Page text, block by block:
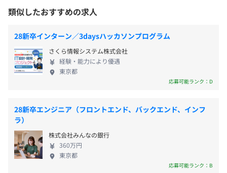
――― 昨年の採用情報 ―――
フレックスタイム制（コアタイム10～15時）休憩60分
休憩時間：休憩60分
――― 昨年の採用情報 ―――
・週休2日制（土・日）
・祝日
社内検定等の制度の有無及びその内容
会社が認定した資格を取得した際に、受験料の補助や祝い
金(一部資格のみ)を支給する制度
14.0時間
役員及び管理的地位にある者に占める女性の割合
役員0.0%
管理職21.0%
webページの制作、販売促進・広告宣伝を通じてお
客様のもとへお届けいたします。 家具をインターネ
ットを通して販売するだけでなく、IT技術を使って
流通（買い方）に変革を起こします。 ■お客様の満
足と感動をかなえる唯一のEコマース企業へ 当社は、
2004年にEコマースで家具インテリア商品の販売を始
め、2015年から世界へ向けてグローバルECプラット
ス市場をマーケット分析・数値分析をおこないなが
ら、日々新たなサービスの開拓をおこなっています。
創業当時はたった2名でスタートしたベガコーポレー
ションも創立から22年目を迎え、従業員数は300名を
超え、 今後は、創業当初のスピリッツをより意識
し、今のマーケットにない新しいEコマースに向け
類似したおすすめの求人
28新卒インターン／3daysハッカソンプログラム
さくら情報システム株式会社
経験・能力により優遇
東京都
応募可能ランク：D
28新卒エンジニア（フロントエンド、バックエンド、インフ
ラ）
株式会社みんなの銀行
360万円
東京都
応募可能ランク：B